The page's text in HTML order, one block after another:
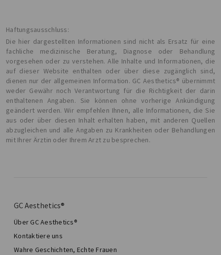
Haftungsausschluss:
Die hier dargestellten Informationen sind nicht als Ersatz für eine
fachliche medizinische Beratung, Diagnose oder Behandlung
vorgesehen oder zu verstehen. Alle Inhalte und Informationen, die
auf dieser Website enthalten oder über diese zugänglich sind,
dienen nur der allgemeinen Information. GC Aesthetics® übernimmt
weder Gewähr noch Verantwortung für die Richtigkeit der darin
enthaltenen Angaben. Sie können ohne vorherige Ankündigung
geändert werden. Wir empfehlen Ihnen, alle Informationen, die Sie
aus oder über diesen Inhalt erhalten haben, mit anderen Quellen
abzugleichen und alle Angaben zu Krankheiten oder Behandlungen
mit Ihrer Ärztin oder Ihrem Arzt zu besprechen.
GC Aesthetics®
Über GC Aesthetics®
Kontaktiere uns
Wahre Geschichten, Echte Frauen